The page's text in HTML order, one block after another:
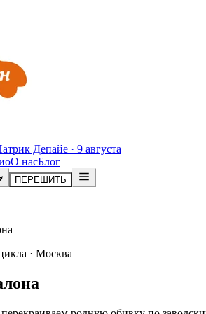
Депайе · 9 августа
О насБлог
ПЕРЕШИТЬ
· Москва